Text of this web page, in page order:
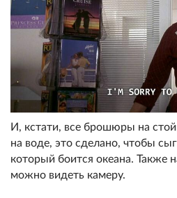
И, кстати, все брошюры на
на воде, это сделано, чтобы
который боится океана. Также
можно видеть камеру.